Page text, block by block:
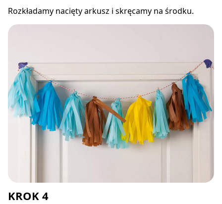
Rozkładamy nacięty arkusz i skręcamy na środku.
KROK 4